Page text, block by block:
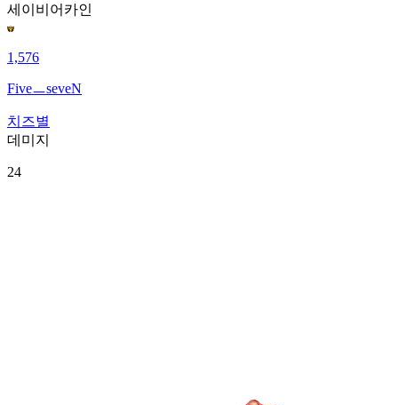
세이비어 카인
1,576
FiveㅡseveN
치즈별
데미지
24